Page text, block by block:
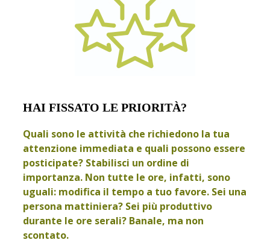
HAI FISSATO LE PRIORITÀ?
Quali sono le attività che richiedono la tua
attenzione immediata e quali possono essere
posticipate? Stabilisci un ordine di
importanza. Non tutte le ore, infatti, sono
uguali: modifica il tempo a tuo favore. Sei una
persona mattiniera? Sei più produttivo
durante le ore serali? Banale, ma non
scontato.